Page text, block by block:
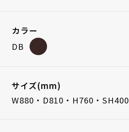
カラー
DB
サイズ(mm)
W880・D810・H760・SH400